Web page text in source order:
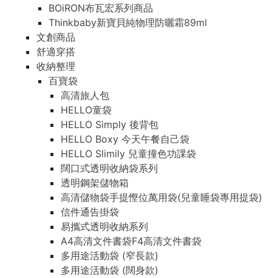
BOiRON布瓦宏系列商品
Thinkbaby新寶貝純物理防曬霜89ml
文創商品
舒適穿搭
收納整理
百寶袋
高清旅人包
HELLO童袋
HELLO Simply 後背包
HELLO Boxy 今天午餐自己袋
HELLO Slimily 兒童撞色功課袋
闊口式透明收納袋系列
透明鋼架儲物箱
高清儲物袋手提慳位萬用袋(兒童睡袋專用提袋)
信件通告掛袋
易攜式透明收納系列
A4高清文件書袋F4高清文件書袋
多用途活動袋 (窄長款)
多用途活動袋 (闊身款)